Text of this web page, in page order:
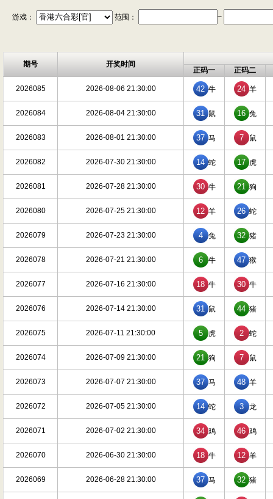
游戏： 范围： ~
期号 开奖时间
正码一 正码二
2026085 2026-08-06 21:30:00 42 牛 24 羊
2026084 2026-08-04 21:30:00 31 鼠 16 兔
2026083 2026-08-01 21:30:00 37 马 7 鼠
2026082 2026-07-30 21:30:00 14 蛇 17 虎
2026081 2026-07-28 21:30:00 30 牛 21 狗
2026080 2026-07-25 21:30:00 12 羊 26 蛇
2026079 2026-07-23 21:30:00 4 兔 32 猪
2026078 2026-07-21 21:30:00 6 牛 47 猴
2026077 2026-07-16 21:30:00 18 牛 30 牛
2026076 2026-07-14 21:30:00 31 鼠 44 猪
2026075 2026-07-11 21:30:00 5 虎 2 蛇
2026074 2026-07-09 21:30:00 21 狗 7 鼠
2026073 2026-07-07 21:30:00 37 马 48 羊
2026072 2026-07-05 21:30:00 14 蛇 3 龙
2026071 2026-07-02 21:30:00 34 鸡 46 鸡
2026070 2026-06-30 21:30:00 18 牛 12 羊
2026069 2026-06-28 21:30:00 37 马 32 猪